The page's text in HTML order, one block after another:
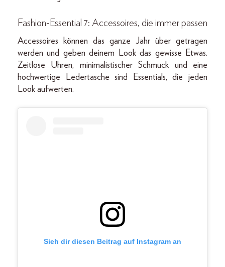
Fashion-Essential 7: Accessoires, die immer passen
Accessoires können das ganze Jahr über getragen
werden und geben deinem Look das gewisse Etwas.
Zeitlose Uhren, minimalistischer Schmuck und eine
hochwertige Ledertasche sind Essentials, die jeden
Look aufwerten.
Sieh dir diesen Beitrag auf Instagram an